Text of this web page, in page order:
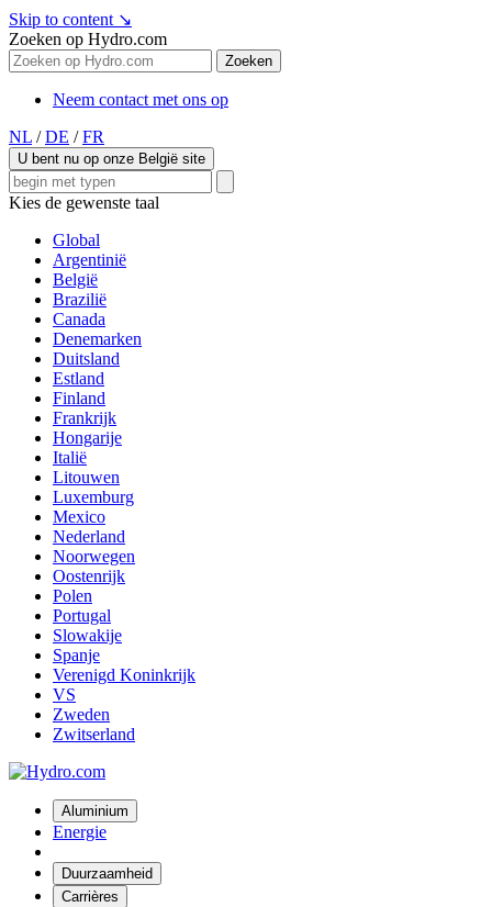
Skip to content ↘
Zoeken op Hydro.com
Zoeken
Neem contact met ons op
NL / DE / FR
U bent nu op onze België site
Kies de gewenste taal
Global
Argentinië
België
Brazilië
Canada
Denemarken
Duitsland
Estland
Finland
Frankrijk
Hongarije
Italië
Litouwen
Luxemburg
Mexico
Nederland
Noorwegen
Oostenrijk
Polen
Portugal
Slowakije
Spanje
Verenigd Koninkrijk
VS
Zweden
Zwitserland
Aluminium
Energie
Duurzaamheid
Carrières